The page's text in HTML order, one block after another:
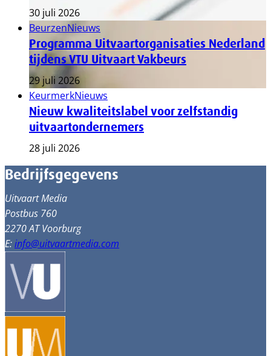
30 juli 2026
BeurzenNieuws
Programma Uitvaartorganisaties Nederland
tijdens VTU Uitvaart Vakbeurs
29 juli 2026
KeurmerkNieuws
Nieuw kwaliteitslabel voor zelfstandig
uitvaartondernemers
28 juli 2026
Bedrijfsgegevens
Uitvaart Media
Postbus 760
2270 AT Voorburg
E:info@uitvaartmedia.com